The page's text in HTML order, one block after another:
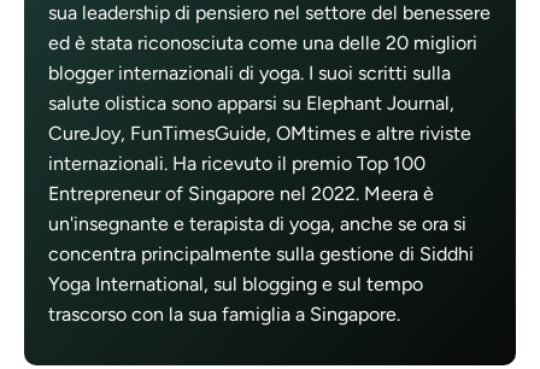
sua leadership di pensiero nel settore del benessere
ed è stata riconosciuta come una delle 20 migliori
blogger internazionali di yoga. I suoi scritti sulla
salute olistica sono apparsi su Elephant Journal,
CureJoy, FunTimesGuide, OMtimes e altre riviste
internazionali. Ha ricevuto il premio Top 100
Entrepreneur of Singapore nel 2022. Meera è
un'insegnante e terapista di yoga, anche se ora si
concentra principalmente sulla gestione di Siddhi
Yoga International, sul blogging e sul tempo
trascorso con la sua famiglia a Singapore.